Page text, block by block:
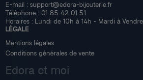
E-mail : support@edora-bijouterie.fr
Téléphone : 01 85 42 01 51
Horaires : Lundi de 10h à 14h - Mardi à
LÉGALE
Mentions légales
Conditions générales de vente
Edora et moi